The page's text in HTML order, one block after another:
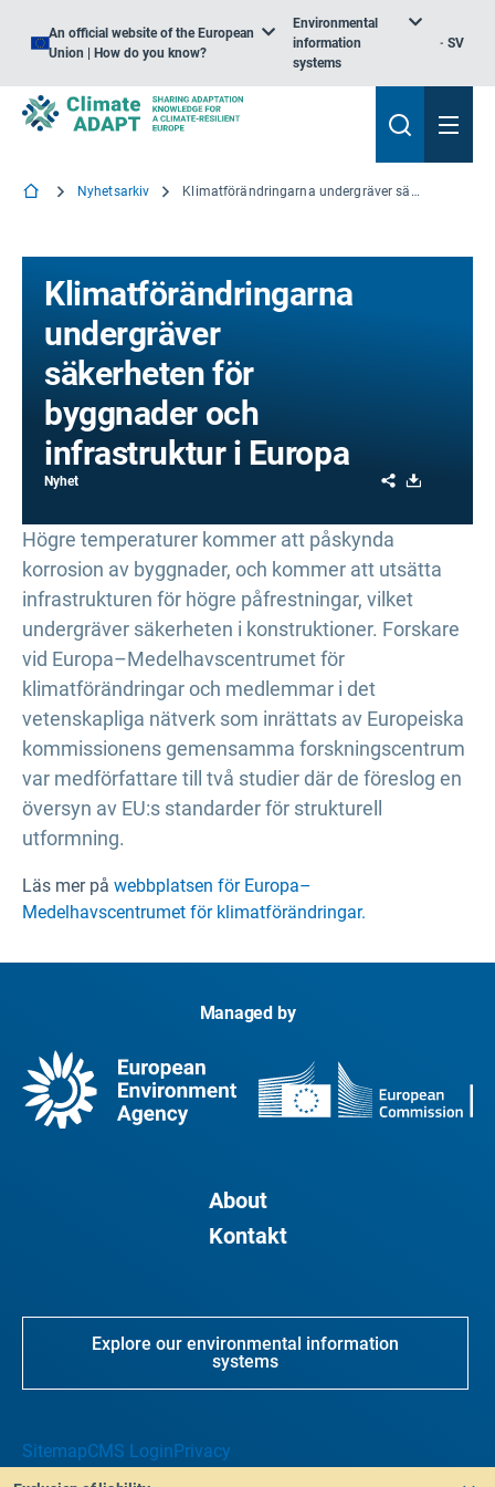
An official website of the European
Union | How do you know?
Environmental
information
systems
SV
Nyhetsarkiv Klimatförändringarna undergräver säkerheten för byggnader och infrastruktur i Europa
Klimatförändringarna
undergräver
säkerheten för
byggnader och
infrastruktur i Europa
Nyhet Share
Högre temperaturer kommer att påskynda
korrosion av byggnader, och kommer att utsätta
infrastrukturen för högre påfrestningar, vilket
undergräver säkerheten i konstruktioner. Forskare
vid Europa–Medelhavscentrumet för
klimatförändringar och medlemmar i det
vetenskapliga nätverk som inrättats av Europeiska
kommissionens gemensamma forskningscentrum
var medförfattare till två studier där de föreslog en
översyn av EU:s standarder för strukturell
utformning.
Läs mer på webbplatsen för Europa–
Medelhavscentrumet för klimatförändringar.
Managed by
About
Kontakt
Explore our environmental information
systems
SitemapCMS LoginPrivacy